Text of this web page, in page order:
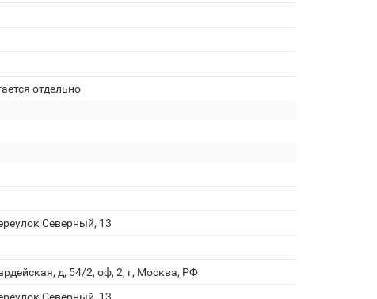
отдельно
Северный, 13
д, 54/2, оф, 2, г, Москва, РФ